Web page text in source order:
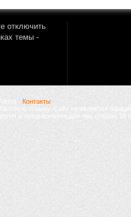
отключить
темы -
- Контакты
ссылку. Сайт не является
и предназначен для лиц старше 18